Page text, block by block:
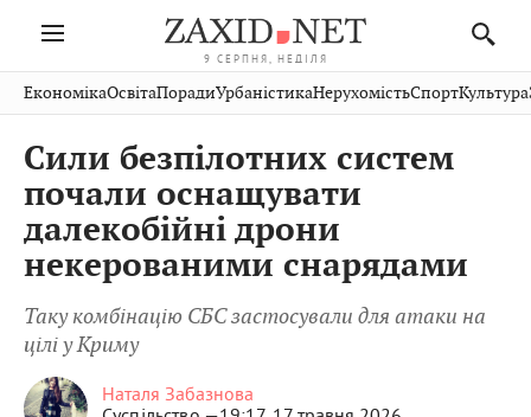
9 СЕРПНЯ, НЕДІЛЯ
Івано-
Франківськ
Тернопіль
Волинь
Закарпаття
Рівне
Шептицький
Стрий
Хмельницький
Вінниця
Публікації
Авто СловкоКультура
Кіно Дім СпортКраєзнавство
ФотоОсвіта
ЕкономікаОсвітаПорадиУрбаністикаНерухомістьСпортКультура
Сили безпілотних систем
почали оснащувати
далекобійні дрони
некерованими снарядами
Таку комбінацію СБС застосували для атаки на
цілі у Криму
Наталя Забазнова